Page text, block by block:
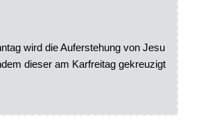
wird die Auferstehung von Jesu
dieser am Karfreitag gekreuzigt